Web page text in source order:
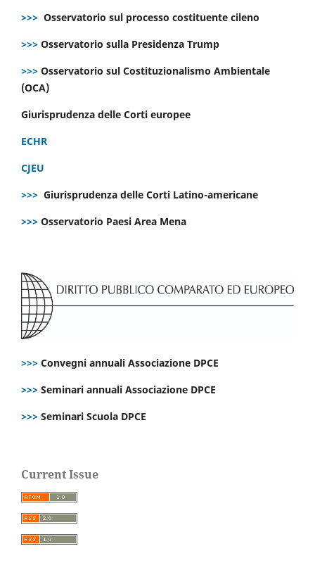
>>> Osservatorio sul processo costituente cileno
>>> Osservatorio sulla Presidenza Trump
>>> Osservatorio sul Costituzionalismo Ambientale
(OCA)
Giurisprudenza delle Corti europee
ECHR
CJEU
>>> Giurisprudenza delle Corti Latino-americane
>>> Osservatorio Paesi Area Mena
>>> Convegni annuali Associazione DPCE
>>> Seminari annuali Associazione DPCE
>>> Seminari Scuola DPCE
Current Issue